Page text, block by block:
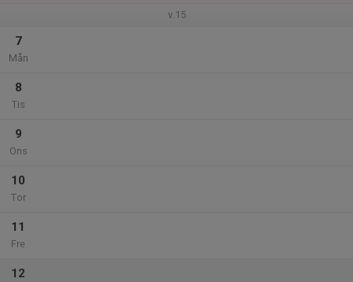
v.15
7
Mån
8
Tis
9
Ons
10
Tor
11
Fre
12